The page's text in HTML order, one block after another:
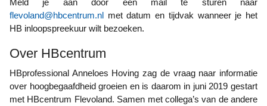
Meld je aan door een mail te sturen naar
flevoland@hbcentrum.nl met datum en tijdvak wanneer je het
HB inloopspreekuur wilt bezoeken.
Over HBcentrum
HBprofessional Anneloes Hoving zag de vraag naar informatie
over hoogbegaafdheid groeien en is daarom in juni 2019 gestart
met HBcentrum Flevoland. Samen met collega’s van de andere